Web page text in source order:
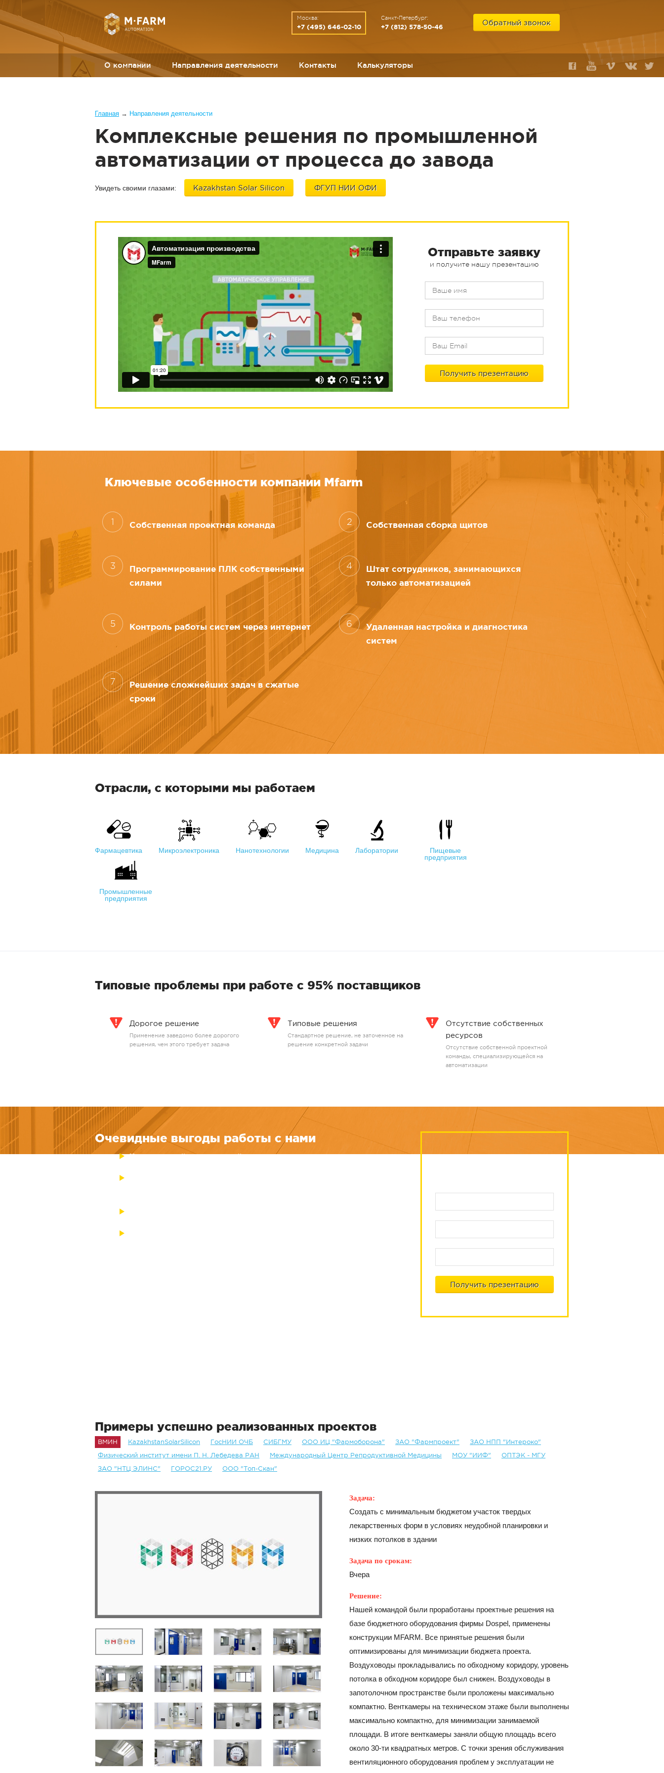
Перейти к основному содержанию
Москва:
+7 (495) 646-02-10
Санкт-Петербург:
+7 (812) 578-50-46
Обратный звонок
О компании Направления деятельности Контакты Калькуляторы
Главная → Направления деятельности
Комплексные решения по промышленной
автоматизации от процесса до завода
Увидеть своими глазами: Kazakhstan Solar Silicon ФГУП НИИ ОФИ
Отправьте заявку
и получите нашу презентацию
Ключевые особенности компании Mfarm
1 Собственная проектная команда 2 Собственная сборка щитов
3
Программирование ПЛК собственными
силами
4
Штат сотрудников, занимающихся
только автоматизацией
5 Контроль работы систем через интернет 6
Удаленная настройка и диагностика
систем
7
Решение сложнейших задач в сжатые
сроки
Отрасли, с которыми мы работаем
Фармацевтика Микроэлектроника Нанотехнологии Медицина Лаборатории
Пищевые
предприятия
Промышленные
предприятия
Типовые проблемы при работе с 95% поставщиков
Дорогое решение
Применение заведомо более дорогого
решения, чем этого требует задача
Типовые решения
Стандартное решение, не заточенное на
решение конкретной задачи
Отсутствие собственных
ресурсов
Отсутствие собственной проектной
команды, специализирующейся на
автоматизации
Очевидные выгоды работы с нами
Индивидуальный подход к каждой задаче
Примеры успешно реализованных проектов
ВМИН KazakhstanSolarSilicon ГосНИИ ОЧБ СИБГМУ ООО ИЦ "Фармоборона" ЗАО "Фармпроект"
ЗАО НПП "Интероко"
Физический институт имени П. Н. Лебедева РАН
Международный Центр Репродуктивной Медицины МОУ "ИИФ"
ОПТЭК - МГУ
ЗАО "НТЦ ЭЛИНС"
ГОРОС21.РУ ООО "Топ-Скан"
Задача:
Создать с минимальным бюджетом участок твердых
лекарственных форм в условиях неудобной планировки и
низких потолков в здании
Задача по срокам:
Вчера
Решение:
Нашей командой были проработаны проектные решения на
базе бюджетного оборудования фирмы Dospel, применены
конструкции MFARM. Все принятые решения были
оптимизированы для минимизации бюджета проекта.
Воздуховоды прокладывались по обходному коридору, уровень
потолка в обходном коридоре был снижен. Воздуховоды в
запотолочном пространстве были проложены максимально
компактно. Венткамеры на техническом этаже были выполнены
максимально компактно, для минимизации занимаемой
площади. В итоге венткамеры заняли общую площадь всего
около 30-ти квадратных метров. С точки зрения обслуживания
вентиляционного оборудования проблем у эксплуатации не